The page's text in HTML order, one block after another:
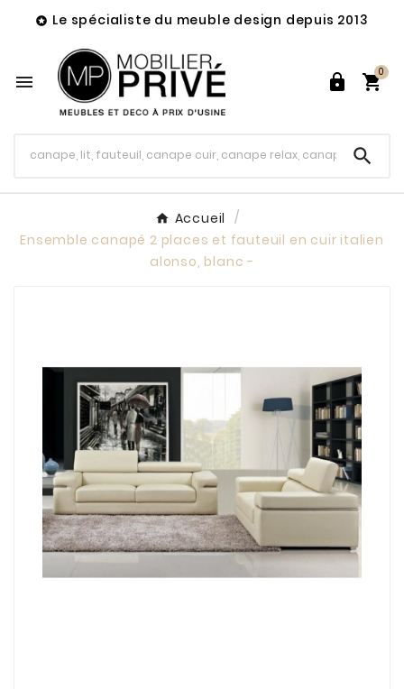
 Le spécialiste du meuble design depuis 2013
  
0

Accueil
Ensemble canapé 2 places et fauteuil en cuir italien
alonso, blanc -